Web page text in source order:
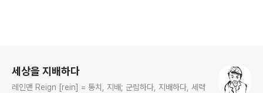
세상을 지배하다
레인맨 Reign [rein] = 통치, 지배; 군림하다, 지배하다, 세력